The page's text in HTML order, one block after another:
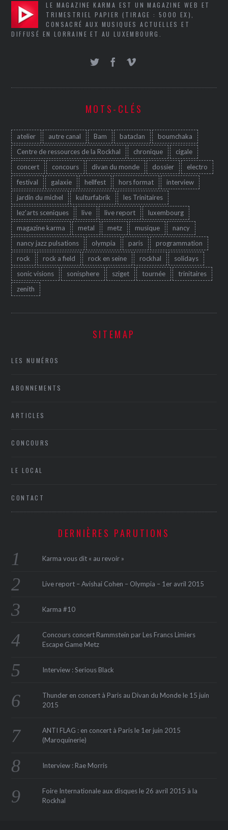
LE MAGAZINE KARMA EST UN MAGAZINE WEB ET
TRIMESTRIEL PAPIER (TIRAGE : 5000 EX),
CONSACRÉ AUX MUSIQUES ACTUELLES ET
DIFFUSÉ EN LORRAINE ET AU LUXEMBOURG.
MOTS-CLÉS
atelier autre canal Bam bataclan
boumchaka
Centre de ressources de la Rockhal
chronique
cigale
concert
concours divan du monde dossier
electro
festival
galaxie hellfest hors format
interview
jardin du michel
kulturfabrik
les Trinitaires
lez'arts sceniques
live live report
luxembourg
magazine karma
metal metz musique
nancy
nancy jazz pulsations
olympia paris
programmation
rock
rock a field rock en seine rockhal
solidays
sonic visions
sonisphere sziget tournée
trinitaires
zenith
SITEMAP
LES NUMÉROS
ABONNEMENTS
ARTICLES
CONCOURS
LE LOCAL
CONTACT
DERNIÈRES PARUTIONS
Karma vous dit « au revoir »
Live report – Avishai Cohen – Olympia – 1er avril 2015
Karma #10
Concours concert Rammstein par Les Francs Limiers
Escape Game Metz
Interview : Serious Black
Thunder en concert à Paris au Divan du Monde le 15 juin
2015
ANTI FLAG : en concert à Paris le 1er juin 2015
(Maroquinerie‏)
Interview : Rae Morris
Foire Internationale aux disques le 26 avril 2015 à la
Rockhal